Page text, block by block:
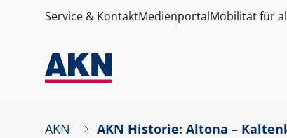
Service & KontaktMedienportalMobilität für
AKN AKN Historie: Altona –